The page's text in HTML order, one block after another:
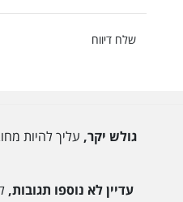
שלח דיווח
גולש יקר, עליך להיות
עדיין לא נוספו תגובות,